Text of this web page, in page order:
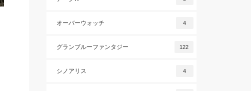
オーバーウォッチ 4
グランブルーファンタジー 122
シノアリス 4